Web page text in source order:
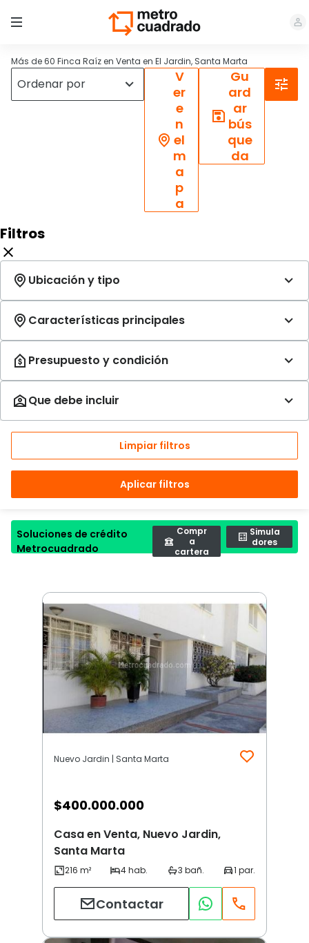
Más de 60 Finca Raíz en Venta en El Jardin, Santa Marta
V
er
e
n
el
m
a
p
a
Gu
ard
ar
bús
que
da
Filtros
Limpiar filtros
Aplicar filtros
Soluciones de crédito
Metrocuadrado
Compr
a
cartera
Simula
dores
Nuevo Jardin | Santa Marta
$400.000.000
Casa en Venta, Nuevo Jardin,
Santa Marta
Contactar